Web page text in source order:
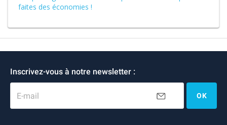
faites des économies !
Inscrivez-vous à notre newsletter :
E-mail OK